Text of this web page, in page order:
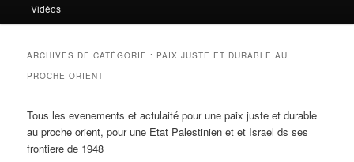
Vidéos
ARCHIVES DE CATÉGORIE : PAIX JUSTE ET DURABLE AU
PROCHE ORIENT
Tous les evenements et actulaité pour une paix juste et durable
au proche orient, pour une Etat Palestinien et et Israel ds ses
frontiere de 1948